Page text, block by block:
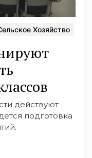
Хозяйство
действуют
подготовка